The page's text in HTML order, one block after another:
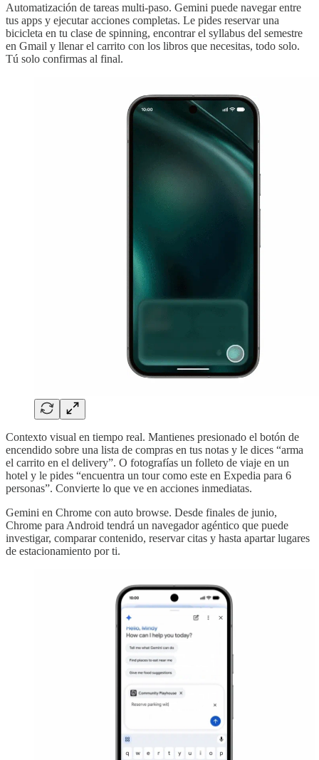
Automatización de tareas multi-paso. Gemini puede navegar entre
tus apps y ejecutar acciones completas. Le pides reservar una
bicicleta en tu clase de spinning, encontrar el syllabus del semestre
en Gmail y llenar el carrito con los libros que necesitas, todo solo.
Tú solo confirmas al final.
Contexto visual en tiempo real. Mantienes presionado el botón de
encendido sobre una lista de compras en tus notas y le dices “arma
el carrito en el delivery”. O fotografías un folleto de viaje en un
hotel y le pides “encuentra un tour como este en Expedia para 6
personas”. Convierte lo que ve en acciones inmediatas.
Gemini en Chrome con auto browse. Desde finales de junio,
Chrome para Android tendrá un navegador agéntico que puede
investigar, comparar contenido, reservar citas y hasta apartar lugares
de estacionamiento por ti.